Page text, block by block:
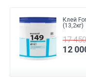
Клей
(13,2кг)
17 450
12